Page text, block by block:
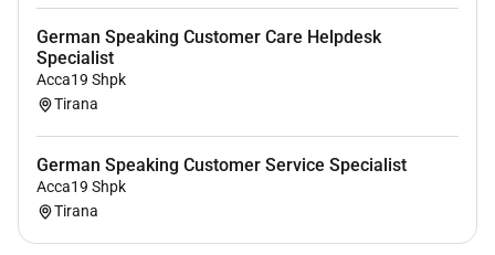
German Speaking Customer Care Helpdesk
Specialist
Acca19 Shpk
Tirana
German Speaking Customer Service Specialist
Acca19 Shpk
Tirana